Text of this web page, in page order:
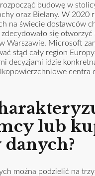
budowę w
oraz Bielany. W 2020
na świecie dostawców
się otworzyć
Warszawie. Microsoft
stąd cały region
decyzjami idzie
centra
lub
można podzielić na trzy